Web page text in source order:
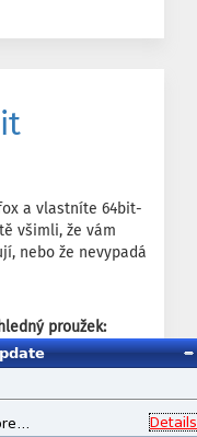
a vlastníte 64bit-
všimli, že vám
nebo že nevypadá
proužek: